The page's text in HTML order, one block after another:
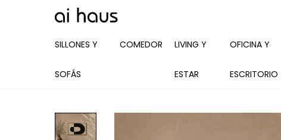
SILLONES Y
SOFÁS
COMEDOR LIVING Y
ESTAR
OFICINA Y
ESCRITORIO